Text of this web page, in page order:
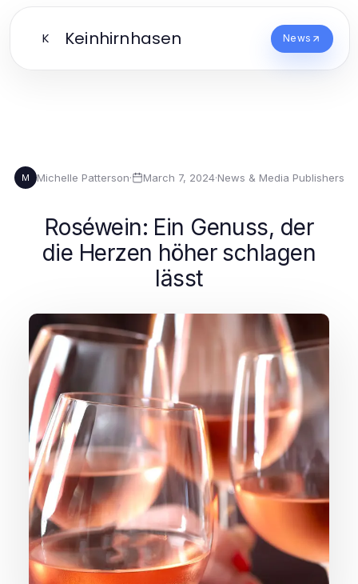
K Keinhirnhasen News
M Michelle Patterson· March 7, 2024·News & Media Publishers
Roséwein: Ein Genuss, der
die Herzen höher schlagen
lässt